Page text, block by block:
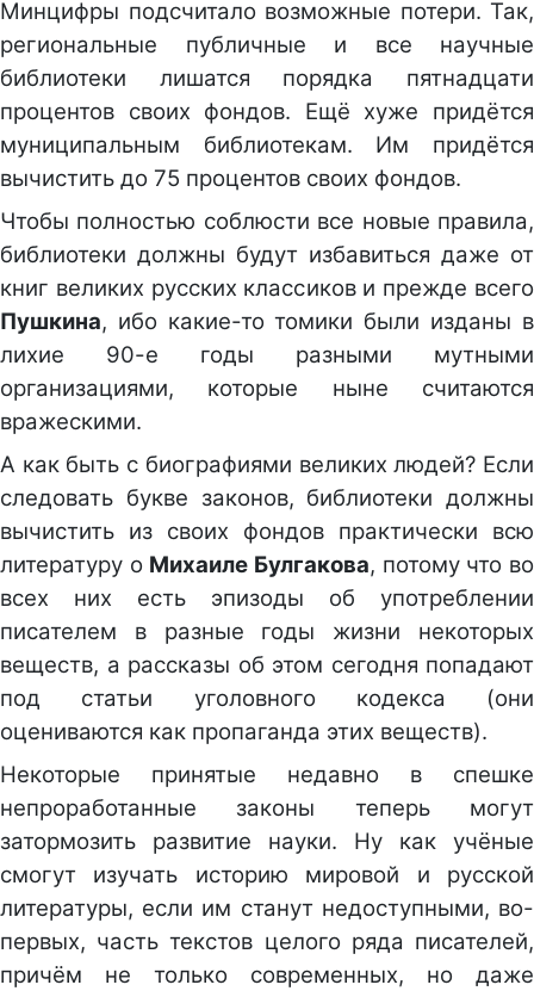
Минцифры подсчитало возможные потери. Так,
региональные публичные и все научные
библиотеки лишатся порядка пятнадцати
процентов своих фондов. Ещё хуже придётся
муниципальным библиотекам. Им придётся
вычистить до 75 процентов своих фондов.
Чтобы полностью соблюсти все новые правила,
библиотеки должны будут избавиться даже от
книг великих русских классиков и прежде всего
Пушкина, ибо какие-то томики были изданы в
лихие 90-е годы разными мутными
организациями, которые ныне считаются
вражескими.
А как быть с биографиями великих людей? Если
следовать букве законов, библиотеки должны
вычистить из своих фондов практически всю
литературу о Михаиле Булгакова, потому что во
всех них есть эпизоды об употреблении
писателем в разные годы жизни некоторых
веществ, а рассказы об этом сегодня попадают
под статьи уголовного кодекса (они
оцениваются как пропаганда этих веществ).
Некоторые принятые недавно в спешке
непроработанные законы теперь могут
затормозить развитие науки. Ну как учёные
смогут изучать историю мировой и русской
литературы, если им станут недоступными, во-
первых, часть текстов целого ряда писателей,
причём не только современных, но даже